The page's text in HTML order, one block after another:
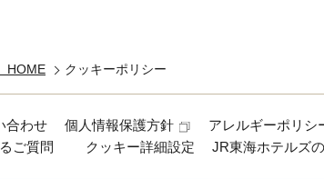
HOME クッキーポリシー
合わせ 個人情報保護方針 アレルギーポリシ
ご質問 クッキー詳細設定 JR東海ホテルズ